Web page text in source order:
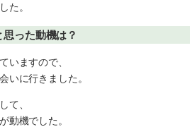
た。
った動機は？
いますので、
いに行きました。
て、
動機でした。